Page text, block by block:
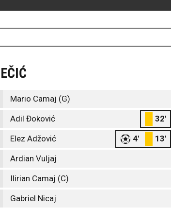
Mario Camaj (G)
Adil Đoković 32'
Elez Adžović 4' 13'
Ardian Vuljaj
Ilirian Camaj (C)
Gabriel Nicaj